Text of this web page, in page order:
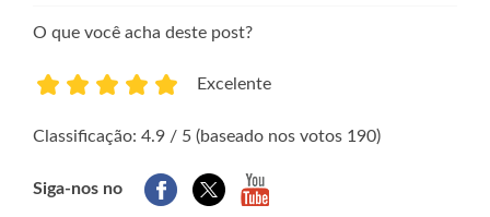
O que você acha deste post?
Excelente
Classificação: 4.9 / 5 (baseado nos votos 190)
Siga-nos no